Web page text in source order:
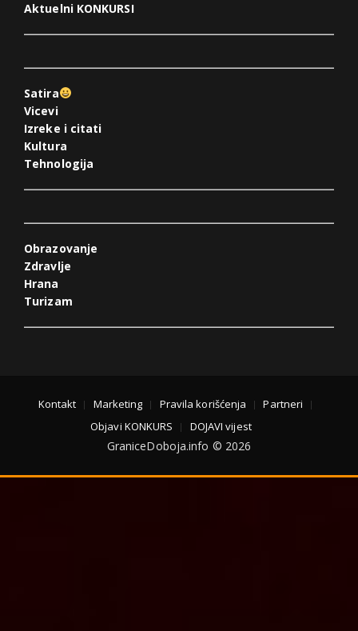
Aktuelni KONKURSI
Satira
Vicevi
Izreke i citati
Kultura
Tehnologija
Obrazovanje
Zdravlje
Hrana
Turizam
Kontakt Marketing Pravila korišćenja
Partneri
Objavi KONKURS
DOJAVI vijest
GraniceDoboja.info © 2026